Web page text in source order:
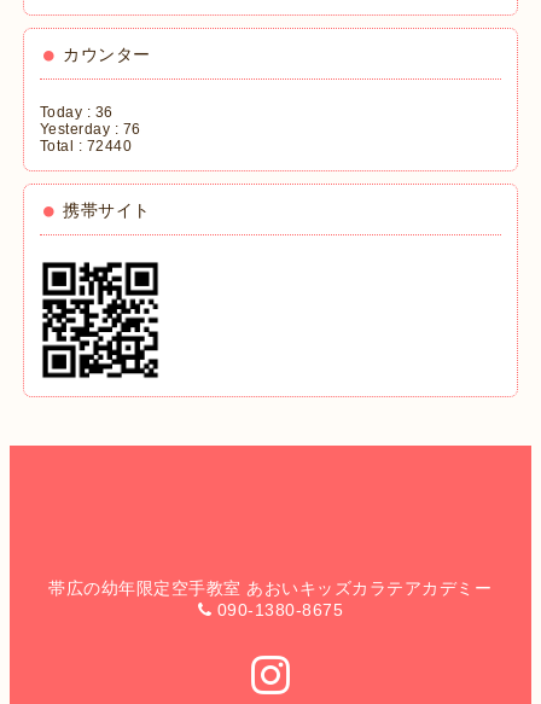
カウンター
Today : 36
Yesterday : 76
Total : 72440
携帯サイト
帯広の幼年限定空手教室 あおいキッズカラテアカデミー
090-1380-8675